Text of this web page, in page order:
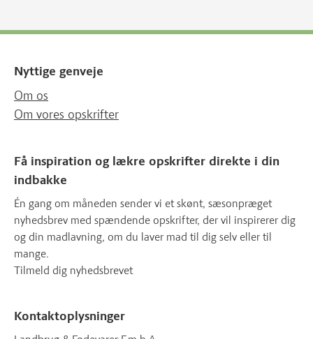
Nyttige genveje
Om os
Om vores opskrifter
Få inspiration og lækre opskrifter direkte i din
indbakke
Én gang om måneden sender vi et skønt, sæsonpræget
nyhedsbrev med spændende opskrifter, der vil inspirerer dig
og din madlavning, om du laver mad til dig selv eller til
mange.
Tilmeld dig nyhedsbrevet
Kontaktoplysninger